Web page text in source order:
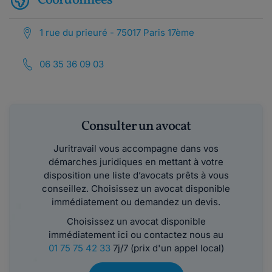
1 rue du prieuré - 75017 Paris 17ème
06 35 36 09 03
Consulter un avocat
Juritravail vous accompagne dans vos
démarches juridiques en mettant à votre
disposition une liste d’avocats prêts à vous
conseillez. Choisissez un avocat disponible
immédiatement ou demandez un devis.
Choisissez un avocat disponible
immédiatement ici ou contactez nous au
01 75 75 42 337j/7 (prix d'un appel local)